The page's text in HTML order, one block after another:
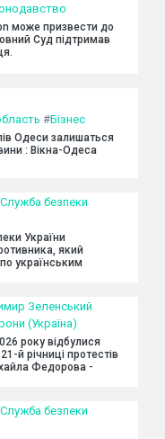
може призвести до
Суд підтримав
#Бізнес
Одеси залишаться
: Вікна-Одеса
Служба безпеки
України
який
українським
Зеленський
(Україна)
року відбулися
й річниці протестів
Федорова -
Служба безпеки